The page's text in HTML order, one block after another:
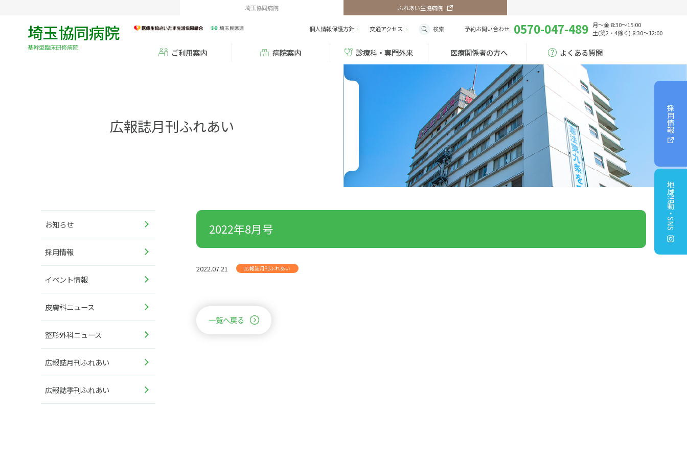
埼玉協同病院 ふれあい生協病院
埼玉協同病院
基幹型臨床研修病院
個人情報保護方針 交通アクセス 検索 予約お問い合わせ 0570-047-489 月～金 8:30～15:00
土(第2・4除く) 8:30～12:00
ご利用案内 病院案内 診療科・専門外来 医療関係者の方へ よくある質問
採用情報
地域活動・SNS
広報誌月刊ふれあい
お知らせ
採用情報
イベント情報
皮膚科ニュース
整形外科ニュース
広報誌月刊ふれあい
広報誌季刊ふれあい
2022年8月号
2022.07.21 広報誌月刊ふれあい
一覧へ戻る